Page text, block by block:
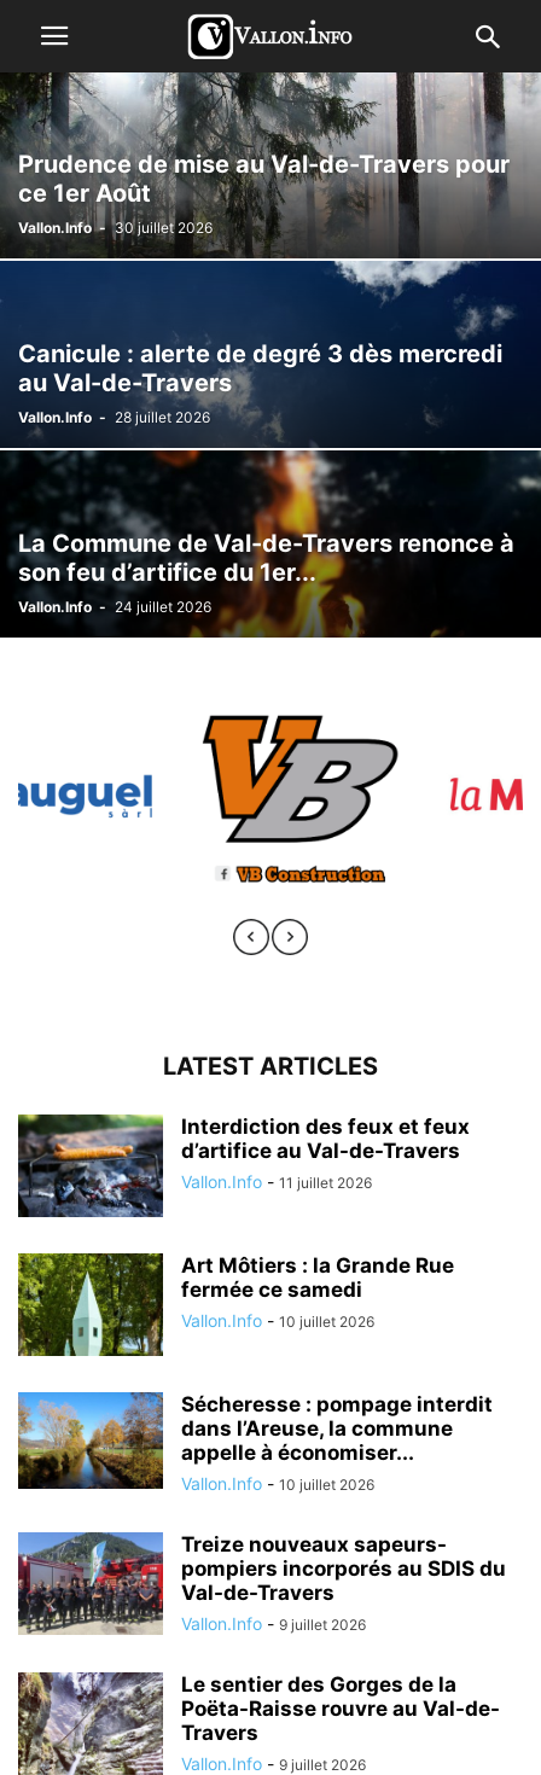
Prudence de mise au Val-de-Travers pour
ce 1er Août
Vallon.Info - 30 juillet 2026
Canicule : alerte de degré 3 dès mercredi
au Val-de-Travers
Vallon.Info - 28 juillet 2026
La Commune de Val-de-Travers renonce à
son feu d’artifice du 1er...
Vallon.Info - 24 juillet 2026
LATEST ARTICLES
Interdiction des feux et feux
d’artifice au Val-de-Travers
Vallon.Info - 11 juillet 2026
Art Môtiers : la Grande Rue
fermée ce samedi
Vallon.Info - 10 juillet 2026
Sécheresse : pompage interdit
dans l’Areuse, la commune
appelle à économiser...
Vallon.Info - 10 juillet 2026
Treize nouveaux sapeurs-
pompiers incorporés au SDIS du
Val-de-Travers
Vallon.Info - 9 juillet 2026
Le sentier des Gorges de la
Poëta-Raisse rouvre au Val-de-
Travers
Vallon.Info - 9 juillet 2026